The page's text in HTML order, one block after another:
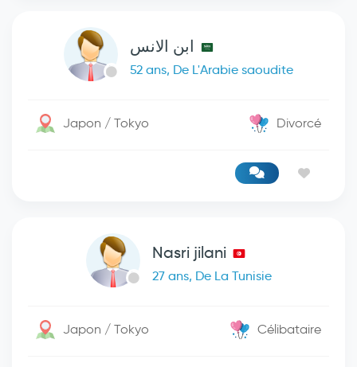
ابن الانس
52 ans, De L'Arabie saoudite
Japon / Tokyo Divorcé
Nasri jilani
27 ans, De La Tunisie
Japon / Tokyo Célibataire